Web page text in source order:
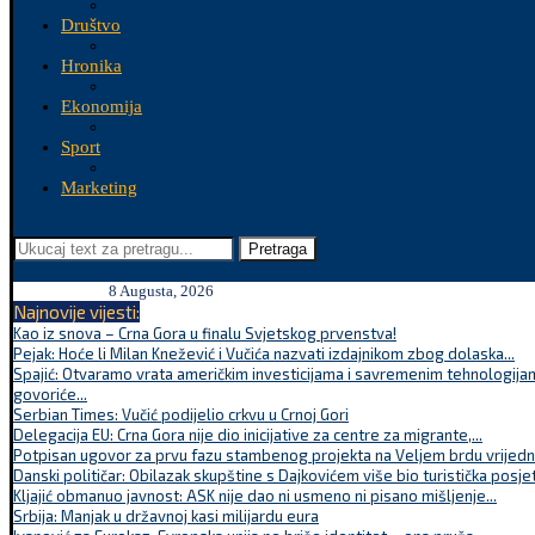
Društvo
Hronika
Ekonomija
Sport
Marketing
Pretraga
8 Augusta, 2026
Najnovije vijesti:
Kao iz snova – Crna Gora u finalu Svjetskog prvenstva!
Pejak: Hoće li Milan Knežević i Vučića nazvati izdajnikom zbog dolaska...
Spajić: Otvaramo vrata američkim investicijama i savremenim
govoriće...
Serbian Times: Vučić podijelio crkvu u Crnoj Gori
Delegacija EU: Crna Gora nije dio inicijative za centre za migrante,...
Potpisan ugovor za prvu fazu stambenog projekta na Veljem brdu
Danski političar: Obilazak skupštine s Dajkovićem više bio turistička
Kljajić obmanuo javnost: ASK nije dao ni usmeno ni pisano mišljenje...
Srbija: Manjak u državnoj kasi milijardu eura